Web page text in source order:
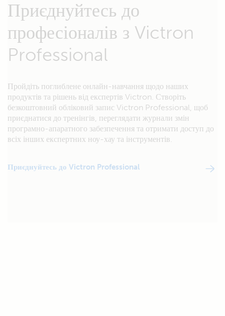
Приєднуйтесь до
професіоналів з Victron
Professional
Пройдіть поглиблене онлайн-навчання щодо наших
продуктів та рішень від експертів Victron. Створіть
безкоштовний обліковий запис Victron Professional, щоб
приєднатися до тренінгів, переглядати журнали змін
програмно-апаратного забезпечення та отримати доступ до
всіх інших експертних ноу-хау та інструментів.
Приєднуйтесь до Victron Professional